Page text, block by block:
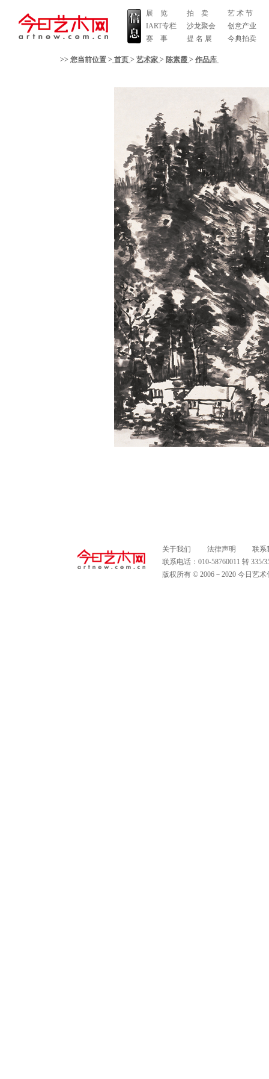
展 览
IART专栏
赛 事
拍 卖
沙龙聚会
提 名 展
艺 术 节
创意产业
今典拍卖
>> 您当前位置 > 首页 > 艺术家 > 陈素霞 > 作品库
关于我们 法律声明
联系
联系电话：010-58760011 转
版权所有 © 2006－2020 今日艺